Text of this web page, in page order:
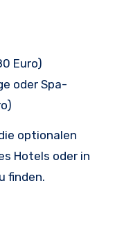
Euro)
oder Spa-
optionalen
Hotels oder in
finden.